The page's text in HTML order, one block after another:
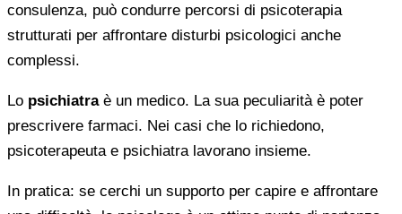
consulenza, può condurre percorsi di psicoterapia
strutturati per affrontare disturbi psicologici anche
complessi.
Lo psichiatraè un medico. La sua peculiarità è poter
prescrivere farmaci. Nei casi che lo richiedono,
psicoterapeuta e psichiatra lavorano insieme.
In pratica: se cerchi un supporto per capire e affrontare